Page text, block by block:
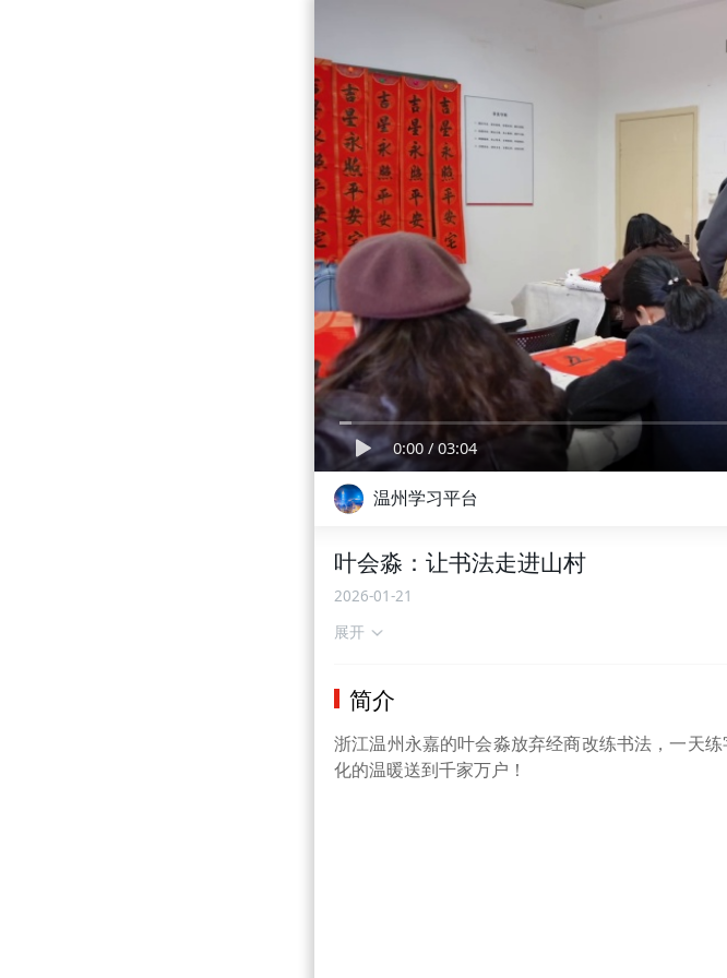
0:00/03:04
温州学习平台
叶会淼：让书法走进山村
2026-01-21
展开
简介
浙江温州永嘉的叶会淼放弃经商改练书法，一天
化的温暖送到千家万户！